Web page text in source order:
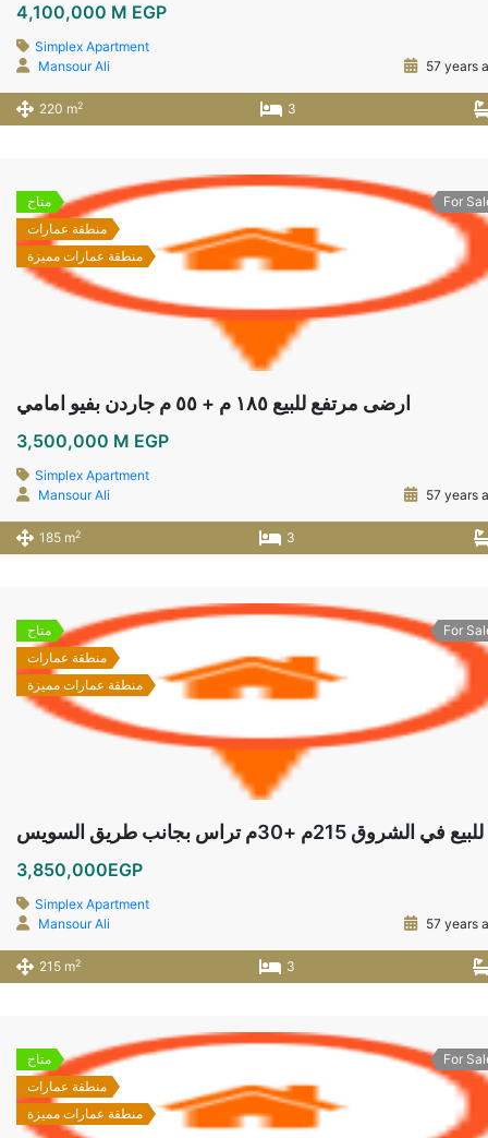
4,100,000 M EGP
Simplex Apartment
Mansour Ali
57 years
220 m2 3
متاح
منطقة عمارات
منطقة عمارات مميزة
For
ارضى مرتفع للبيع ١٨٥ م + ٥٥ م جاردن بفيو امامي
3,500,000 M EGP
Simplex Apartment
Mansour Ali
57 years
185 m2 3
متاح
منطقة عمارات
منطقة عمارات مميزة
For
3,850,000EGP
Simplex Apartment
Mansour Ali
57 years
215 m2 3
متاح
منطقة عمارات
منطقة عمارات مميزة
For